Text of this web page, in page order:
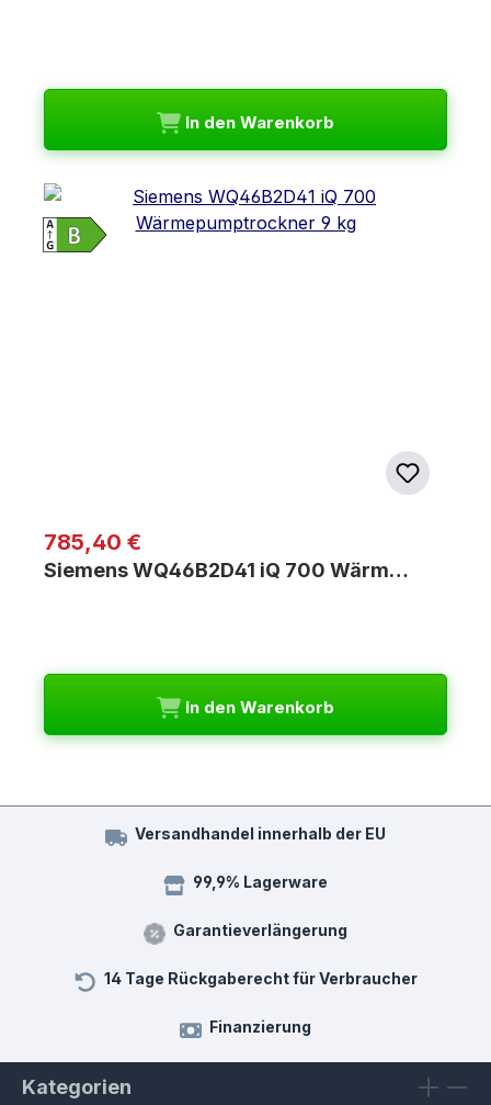
In den Warenkorb
Regulärer Preis:
785,40 €
Siemens WQ46B2D41 iQ 700 Wärm…
In den Warenkorb
Versandhandel innerhalb der EU
99,9% Lagerware
Garantieverlängerung
14 Tage Rückgaberecht für Verbraucher
Finanzierung
Kategorien